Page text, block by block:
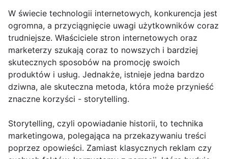
W świecie technologii internetowych, konkurencja jest
ogromna, a przyciągnięcie uwagi użytkowników coraz
trudniejsze. Właściciele stron internetowych oraz
marketerzy szukają coraz to nowszych i bardziej
skutecznych sposobów na promocję swoich
produktów i usług. Jednakże, istnieje jedna bardzo
dziwna, ale skuteczna metoda, która może przynieść
znaczne korzyści - storytelling.
Storytelling, czyli opowiadanie historii, to technika
marketingowa, polegająca na przekazywaniu treści
poprzez opowieści. Zamiast klasycznych reklam czy